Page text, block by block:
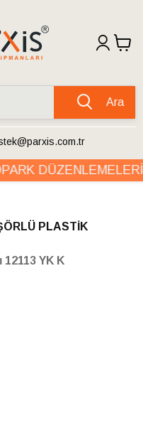
Ara
PLASTİK
12113 YK K